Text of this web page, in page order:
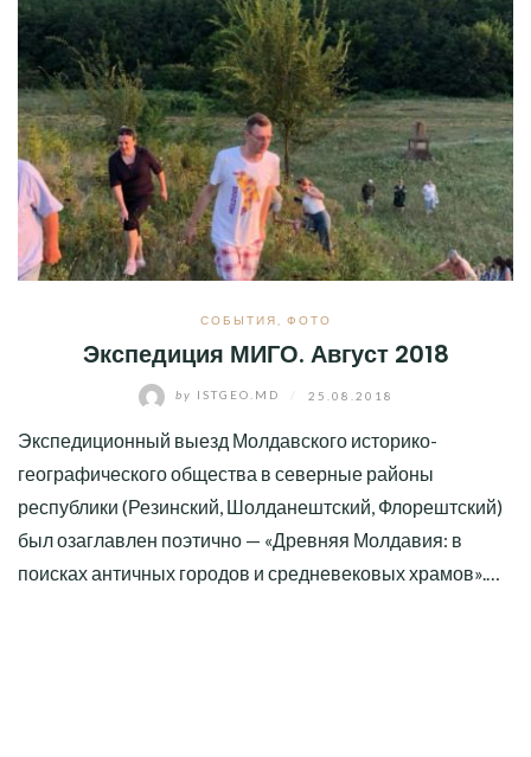
СОБЫТИЯ ФОТО
Экспедиция МИГО. Август 2018
by ISTGEO.MD 25.08.2018
Экспедиционный выезд Молдавского историко-
географического общества в северные районы
республики (Резинский, Шолданештский, Флорештский)
был озаглавлен поэтично — «Древняя Молдавия: в
поисках античных городов и средневековых храмов».…